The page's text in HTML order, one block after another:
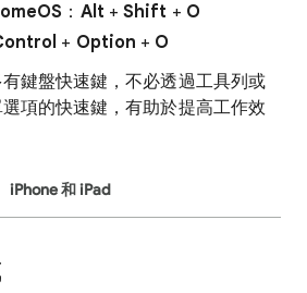
： Alt +Shift + O
+ Option + O
鍵盤快速鍵，不必透過工具列或
項的快速鍵，有助於提高工作效
iPhone 和 iPad